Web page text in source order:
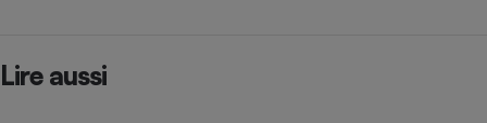
Lire aussi